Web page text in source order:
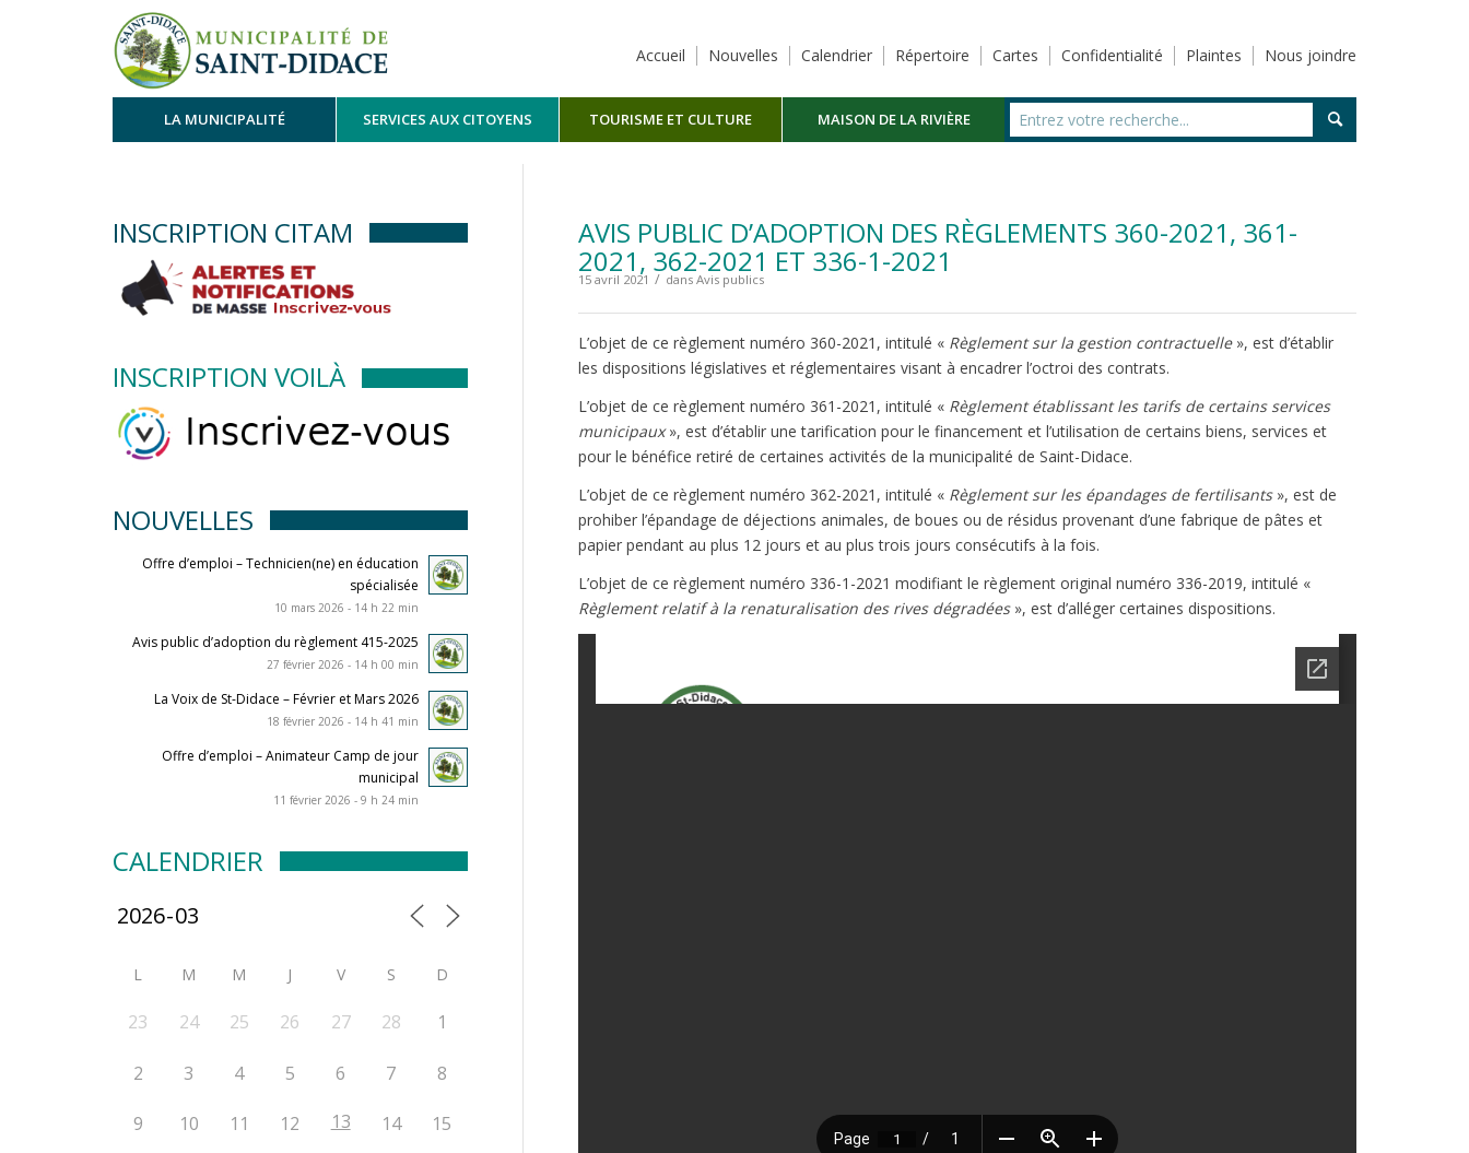
Accueil Nouvelles Calendrier Répertoire Cartes Confidentialité Plaintes Nous joindre
LA MUNICIPALITÉ SERVICES AUX CITOYENS TOURISME ET CULTURE MAISON DE LA RIVIÈRE
AVIS PUBLIC D’ADOPTION DES RÈGLEMENTS 360-2021, 361-
2021, 362-2021 ET 336-1-2021
15 avril 2021 / dans Avis publics
L’objet de ce règlement numéro 360-2021, intitulé «Règlement sur la gestion contractuelle», est d’établir
les dispositions législatives et réglementaires visant à encadrer l’octroi des contrats.
L’objet de ce règlement numéro 361-2021, intitulé « Règlement établissant les tarifs de certains services
municipaux», est d’établir une tarification pour le financement et l’utilisation de certains biens, services et
pour le bénéfice retiré de certaines activités de la municipalité de Saint-Didace.
L’objet de ce règlement numéro 362-2021, intitulé « Règlement sur les épandages de fertilisants», est de
prohiber l’épandage de déjections animales, de boues ou de résidus provenant d’une fabrique de pâtes et
papier pendant au plus 12 jours et au plus trois jours consécutifs à la fois.
L’objet de ce règlement numéro 336-1-2021 modifiant le règlement original numéro 336-2019, intitulé «
Règlement relatif à la renaturalisation des rives dégradées», est d’alléger certaines dispositions.
INSCRIPTION CITAM
INSCRIPTION VOILÀ
NOUVELLES
Offre d’emploi – Technicien(ne) en éducation
spécialisée
10 mars 2026 - 14 h 22 min
Avis public d’adoption du règlement 415-2025
27 février 2026 - 14 h 00 min
La Voix de St-Didace – Février et Mars 2026
18 février 2026 - 14 h 41 min
Offre d’emploi – Animateur Camp de jour
municipal
11 février 2026 - 9 h 24 min
CALENDRIER
L M M J V S D
23 24 25 26 27 28 1
2 3 4 5 6 7 8
9 10 11 12 13 14 15